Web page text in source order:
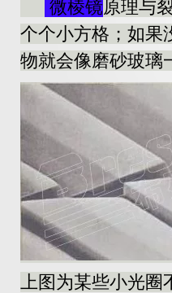
微棱镜原理与
个个小方格；如果
物就会像磨砂玻璃
上图为某些小光圈